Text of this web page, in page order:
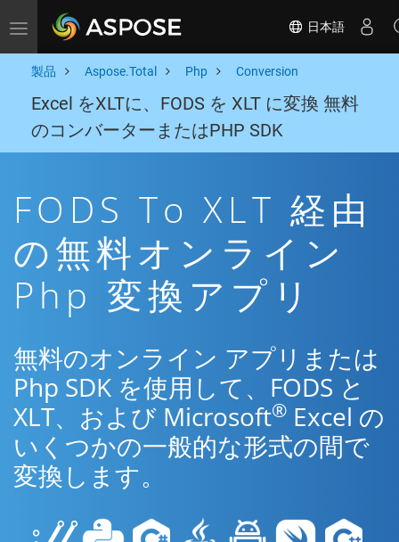
Toggle navigation 日本語
製品 Aspose.Total Php Conversion
Excel をXLTに、FODS を XLT に変換 無料
のコンバーターまたはPHP SDK
FODS To XLT 経由
の無料オンライン
Php 変換アプリ
無料のオンライン アプリまたは
Php SDK を使用して、FODS と
XLT、および Microsoft® Excel の
いくつかの一般的な形式の間で
変換します。